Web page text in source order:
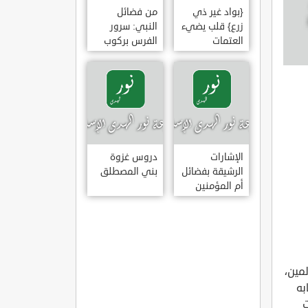
عليه]. اللعب والضحك معهم، وإدخال السرور عليهم: عن محمود بن الربيع رضي الله عنه، قال: ((عقلتُ من النبي صلى الله عليه وسلم مجَّةً مَجَّها في وجهي، وأنا ابن خمس سنين من دلو))؛ [أخرجه البخاري]. وعن يعلى بن مرة رضي الله عنه قال: ((خرجنا مع رسول الله صلى الله عليه وسلم إلى طعام دعوا له، فإذا حسين يلعب بالسكة، فتقدم النبي صلى الله عليه وسلم أمام القوم، وبسط يديه، فجعل الغلام يفر ها هنا، وها هنا، ويضاحكه النبي صلى الله عليه وسلم، حتى أخذه، فجعل إحدى يديه تحت ذقنه، والأخرى في فأس رأسه، فقبَّله))؛ [أخرجه ابن ماجه، وصححه الألباني برقم (118) في صحيح ابن ماجه]. وعن أب
{بواد غير ذي
زرع} قلب يضيء
العتمات
من فضائل
النبي: سرور
الفرس بركوب
النبي وخضوع
البراق له
الإشارات
الرشيقة بفضائل
أم المؤمنين
عائشة الصديقة
دروس غزوة
بني المصطلق